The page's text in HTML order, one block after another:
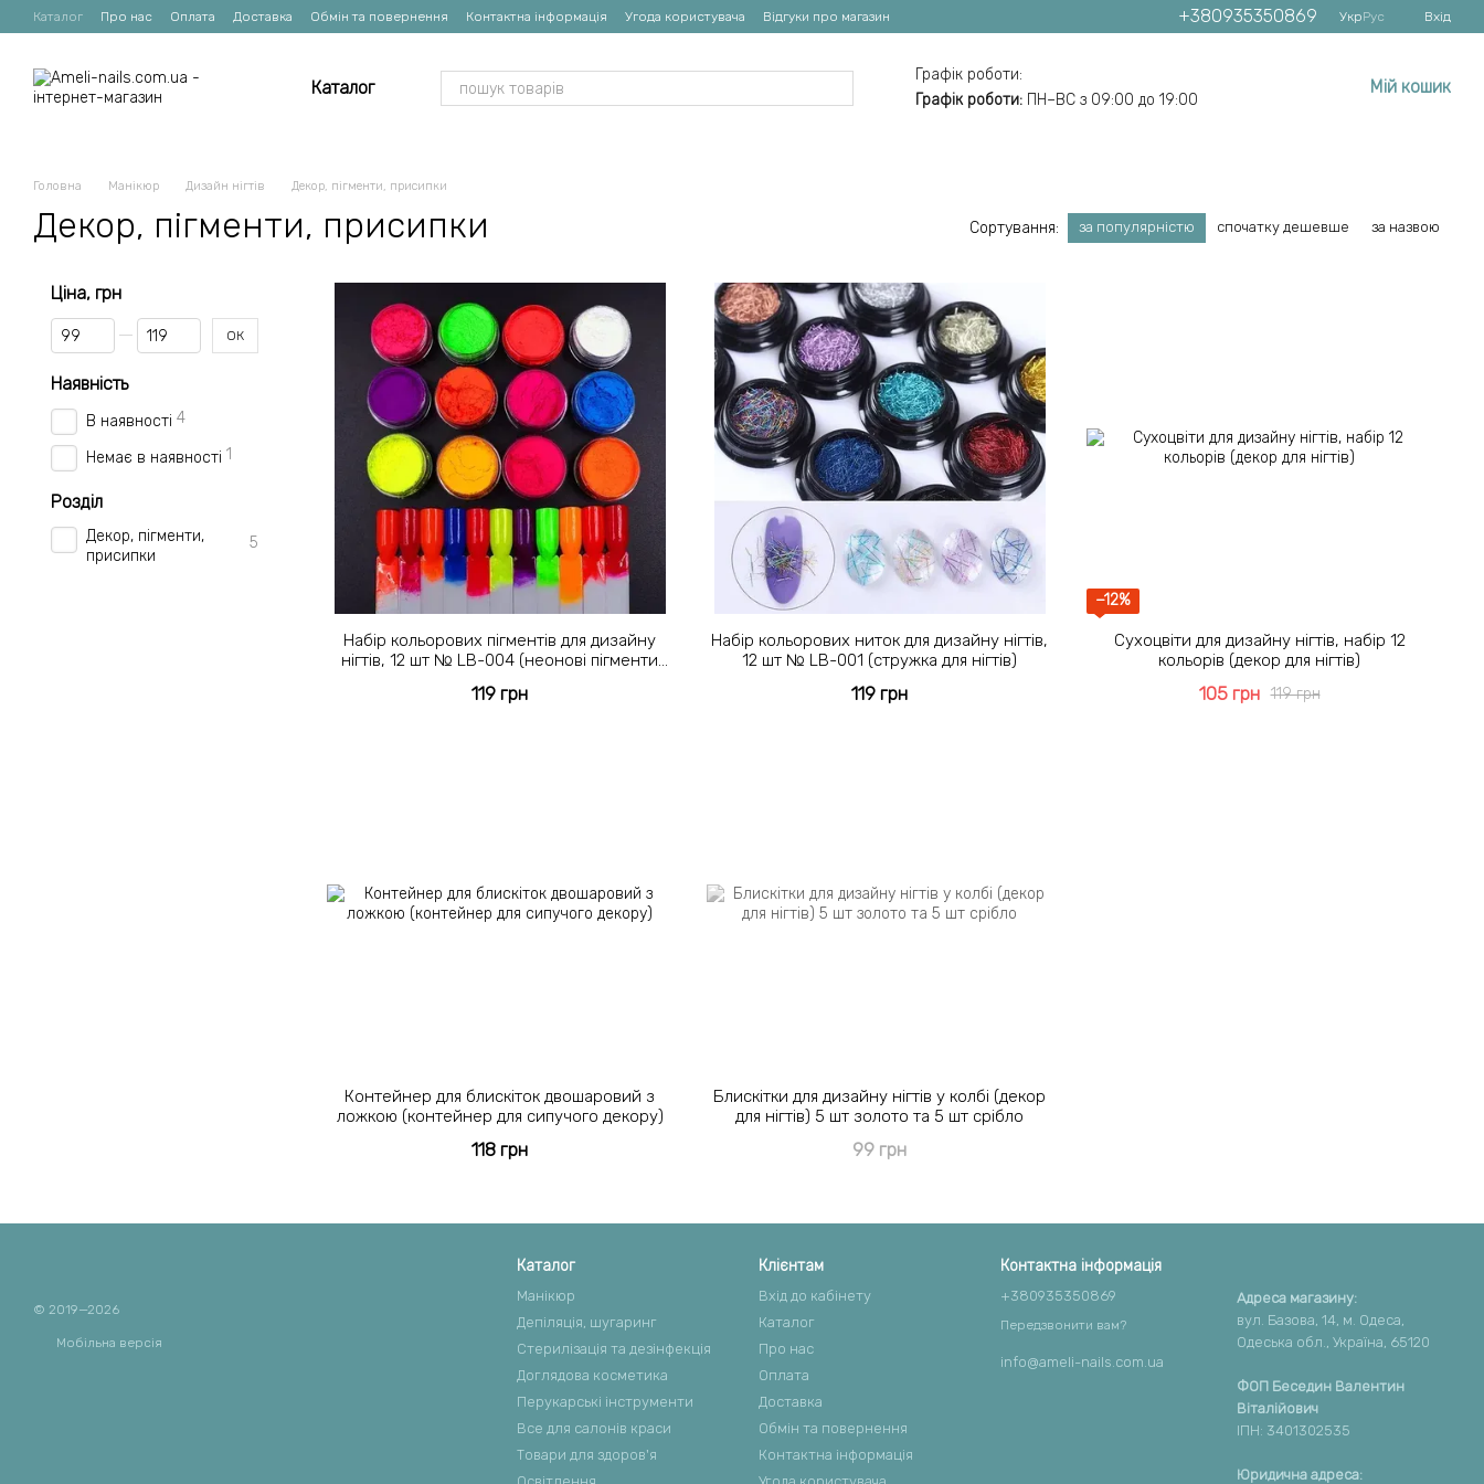
Перейти до основного контенту
Каталог Про нас Оплата Доставка Обмін та повернення Контактна інформація Угода користувача Відгуки про магазин +380935350869 УкрРус Вхід
Каталог
Графік роботи:
Графік роботи: ПН–ВС з 09:00 до 19:00
Мій кошик
Головна Манікюр Дизайн нігтів Декор, пігменти, присипки
Декор, пігменти, присипки Сортування: за популярністю спочатку дешевше за назвою
Набір кольорових пігментів для дизайну
нігтів, 12 шт № LB-004 (неонові пігменти
119 грн
Набір кольорових ниток для дизайну нігтів,
12 шт № LB-001 (стружка для нігтів)
119 грн
−12%
Сухоцвіти для дизайну нігтів, набір 12
кольорів (декор для нігтів)
119 грн
105 грн
Контейнер для блискіток двошаровий з
ложкою (контейнер для сипучого декору)
118 грн
Блискітки для дизайну нігтів у колбі (декор
для нігтів) 5 шт золото та 5 шт срібло
99 грн
Ціна, грн
Від Ціна, грн
До Ціна, грн ОК
Наявність
В наявності 4
Немає в наявності 1
Розділ
Декор, пігменти,
присипки
5
© 2019—2026
Мобільна версія
Каталог
Манікюр
Депіляція, шугаринг
Стерилізація та дезінфекція
Доглядова косметика
Перукарські інструменти
Все для салонів краси
Товари для здоров'я
Клієнтам
Вхід до кабінету
Каталог
Про нас
Оплата
Доставка
Обмін та повернення
Контактна інформація
Контактна інформація
+380935350869
Передзвонити вам?
info@ameli-nails.com.ua
Адреса магазину:
вул. Базова, 14, м. Одеса,
Одеська обл., Україна, 65120
ФОП Беседин Валентин
Віталійович
ІПН: 3401302535
Юридична адреса: